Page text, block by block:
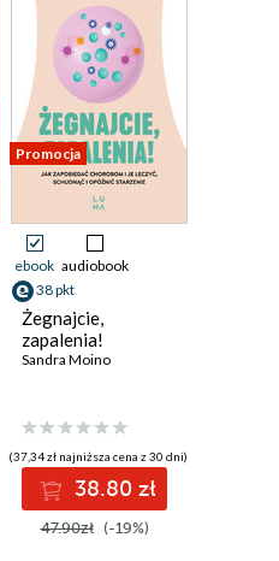
Promocja
ebook audiobook
38 pkt
Żegnajcie,
zapalenia!
Sandra Moino
(37,34 zł najniższa cena z 30 dni)
38.80 zł
47.90zł (-19%)